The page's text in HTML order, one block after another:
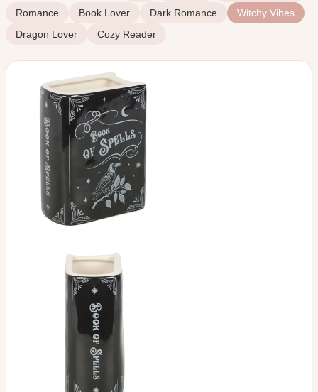
Romance
Book Lover Dark Romance
Witchy Vibes
Dragon Lover
Cozy Reader